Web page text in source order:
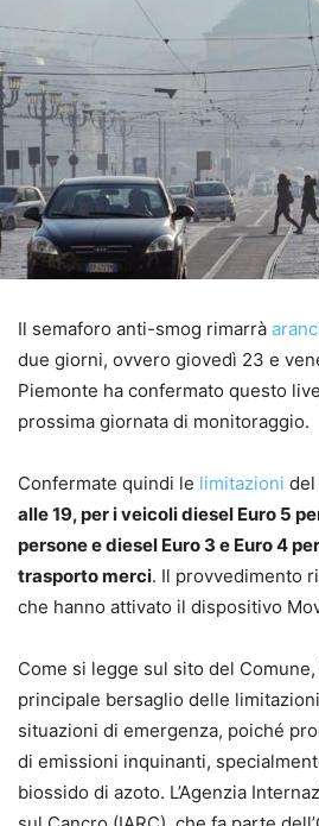
Il semaforo anti-smog rimarrà
due giorni, ovvero giovedì 23 e
Piemonte ha confermato questo
prossima giornata di monitoraggio.
Confermate quindi le limitazioni del
alle 19, per i veicoli diesel Euro 5
persone e diesel Euro 3 e Euro 4
trasporto merci. Il provvedimento
che hanno attivato il dispositivo
Come si legge sul sito del
principale bersaglio delle
situazioni di emergenza, poiché
di emissioni inquinanti,
biossido di azoto. L’Agenzia